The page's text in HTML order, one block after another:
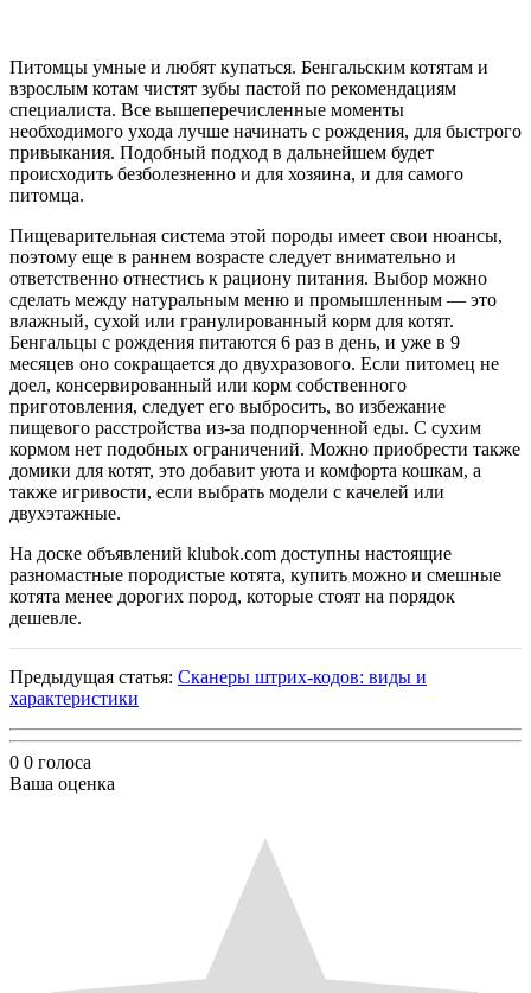
Питомцы умные и любят купаться. Бенгальским котятам и
взрослым котам чистят зубы пастой по рекомендациям
специалиста. Все вышеперечисленные моменты
необходимого ухода лучше начинать с рождения, для быстрого
привыкания. Подобный подход в дальнейшем будет
происходить безболезненно и для хозяина, и для самого
питомца.
Пищеварительная система этой породы имеет свои нюансы,
поэтому еще в раннем возрасте следует внимательно и
ответственно отнестись к рациону питания. Выбор можно
сделать между натуральным меню и промышленным — это
влажный, сухой или гранулированный корм для котят.
Бенгальцы с рождения питаются 6 раз в день, и уже в 9
месяцев оно сокращается до двухразового. Если питомец не
доел, консервированный или корм собственного
приготовления, следует его выбросить, во избежание
пищевого расстройства из-за подпорченной еды. С сухим
кормом нет подобных ограничений. Можно приобрести также
домики для котят, это добавит уюта и комфорта кошкам, а
также игривости, если выбрать модели с качелей или
двухэтажные.
На доске объявлений klubok.com доступны настоящие
разномастные породистые котята, купить можно и смешные
котята менее дорогих пород, которые стоят на порядок
дешевле.
Предыдущая статья: Сканеры штрих-кодов: виды и
характеристики
0 0 голоса
Ваша оценка